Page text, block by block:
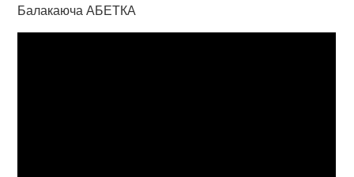
Балакаюча АБЕТКА